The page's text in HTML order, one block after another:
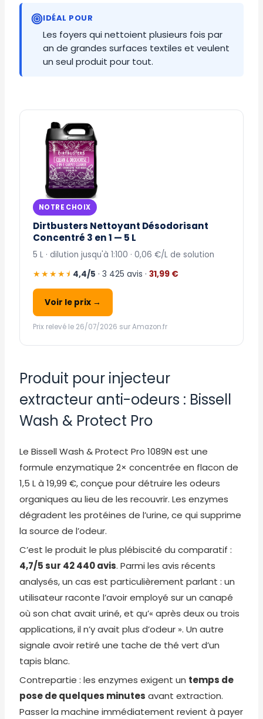
IDÉAL POUR
Les foyers qui nettoient plusieurs fois par
an de grandes surfaces textiles et veulent
un seul produit pour tout.
NOTRE CHOIX
Dirtbusters Nettoyant Désodorisant
Concentré 3 en 1 — 5 L
5 L · dilution jusqu'à 1:100 · 0,06 €/L de solution
★★★★⯨ 4,4/5 · 3 425 avis ·31,99 €
Voir le prix →
Prix relevé le 26/07/2026 sur Amazon.fr
Produit pour injecteur
extracteur anti-odeurs : Bissell
Wash & Protect Pro
Le Bissell Wash & Protect Pro 1089N est une
formule enzymatique 2× concentrée en flacon de
1,5 L à 19,99 €, conçue pour détruire les odeurs
organiques au lieu de les recouvrir. Les enzymes
dégradent les protéines de l’urine, ce qui supprime
la source de l’odeur.
C’est le produit le plus plébiscité du comparatif :
4,7/5 sur 42 440 avis. Parmi les avis récents
analysés, un cas est particulièrement parlant : un
utilisateur raconte l’avoir employé sur un canapé
où son chat avait uriné, et qu’« après deux ou trois
applications, il n’y avait plus d’odeur ». Un autre
signale avoir retiré une tache de thé vert d’un
tapis blanc.
Contrepartie : les enzymes exigent un temps de
pose de quelques minutes avant extraction.
Passer la machine immédiatement revient à payer